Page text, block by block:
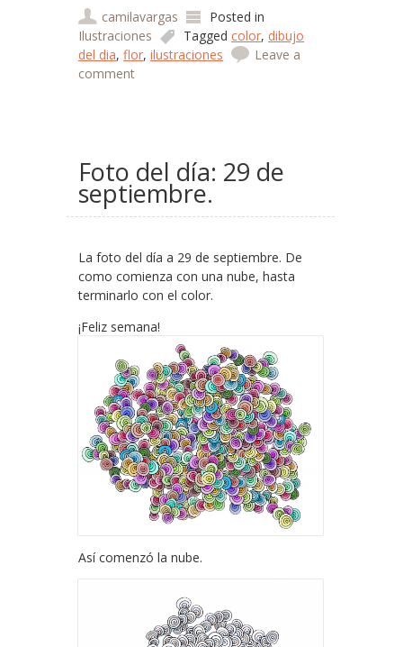
camilavargas
Posted in
Ilustraciones
Taggedcolor, dibujo
del dia,flor,ilustraciones
Leave a
comment
Foto del día: 29 de
septiembre.
La foto del día a 29 de septiembre. De
como comienza con una nube, hasta
terminarlo con el color.
¡Feliz semana!
Así comenzó la nube.